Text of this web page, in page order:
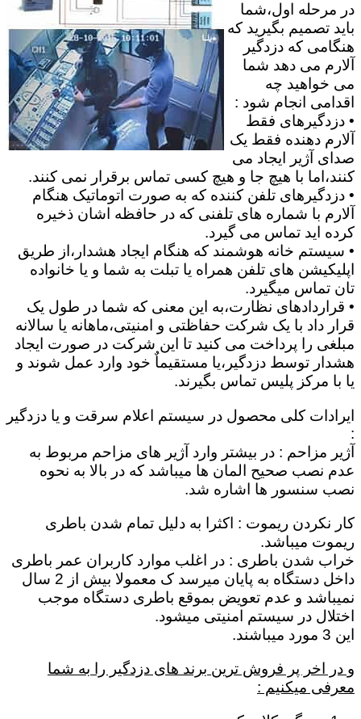
در مرحله اول،شما
باید تصمیم بگیرید که
هنگامی که دزدگیر
آلارم می دهد شما
می خواهید چه
اقدامی انجام شود :
• دزدگیرهای فقط
آلارم دهنده فقط یک
صدای آژیر ایجاد می
کنند،اما با هیچ جا و هیچ کسی تماس برقرار نمی کنند.
• دزدگیرهای تلفن کننده که به صورت اتوماتیک هنگام
آلارم با شماره های تلفنی که در حافظه اشان ذخیره
کرده اید تماس می گیرد.
• سیستم خانه هوشمند که هنگام ایجاد هشدار،از طریق
اپلیکیشن های تلفن همراه یا تبلت به شما و یا خانواده
تان تماس میگیرد.
• قراردادهای نظارت،به این معنی که شما در طول یک
قرار داد با یک شرکت حفاظتی و امنیتی،ماهانه یا سالانه
مبلغی را پرداخت می کنید تا این شرکت در صورت ایجاد
هشدار توسط دزدگیر،یا مستقیماٌ خود وارد عمل شوند و
یا با مرکز پلیس تماس بگیرند.
ایرادات کلی محصول در سیستم اعلام سرقت و یا دزدگیر
:
آژیر مزاحم : در بیشتر وارد آژیر های مزاحم مربوط به
عدم نصب صحیح المان ها میباشد که در بالا به نحوه
نصب سنسور ها اشاره شد.
کار نکردن ریموت : اکثرا به دلیل تمام شدن باطری
ریموت میباشد.
خراب شدن باطری : در اغلب موارد کاربران عمر باطری
داخل دستگاه به پایان میرسد ک معمولا بیش از 2 سال
نمیباشد و عدم تعویض بموقع باطری دستگاه موجب
اختلال در سیستم امنیتی میشود.
این 3 مورد میباشند.
و در اخر پر فروش ترین برند های دزدگیر را به شما
معرفی میکنیم :